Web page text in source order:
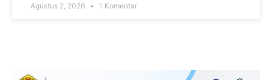
Agustus 2, 2026 1 Komentar